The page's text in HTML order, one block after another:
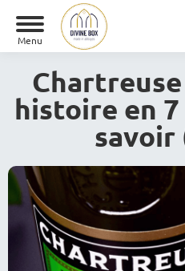
Menu
histoire en
savoir